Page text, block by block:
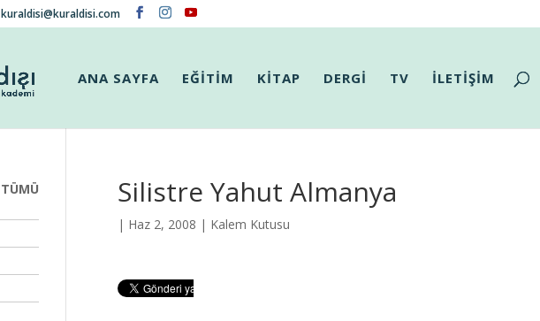
kuraldisi@kuraldisi.com
ANA SAYFA EĞİTİM KİTAP DERGİ TV İLETİŞİM
Silistre Yahut Almanya
| Haz 2, 2008 | Kalem Kutusu
TÜMÜ